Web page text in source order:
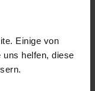
Einige von
uns helfen, diese